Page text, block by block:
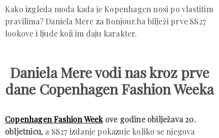
Kako izgleda moda kada je Kopenhagen nosi po vlastitim
pravilima? Daniela Mere za Bonjour.ba bilježi prve SS27
lookove i ljude koji im daju karakter.
Daniela Mere vodi nas kroz prve
dane Copenhagen Fashion Weeka
Copenhagen Fashion Weekove godine obilježava 20.
obljetnicu, a SS27 izdanje pokazuje koliko se njegova